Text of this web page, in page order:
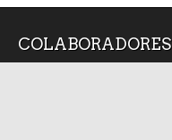
COLABORADORES